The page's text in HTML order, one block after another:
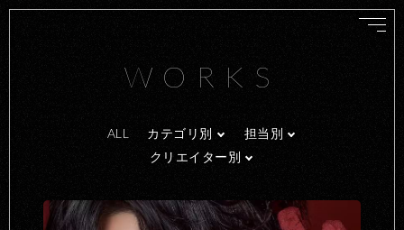
WORKS
ALL カテゴリ別
担当別
クリエイター別